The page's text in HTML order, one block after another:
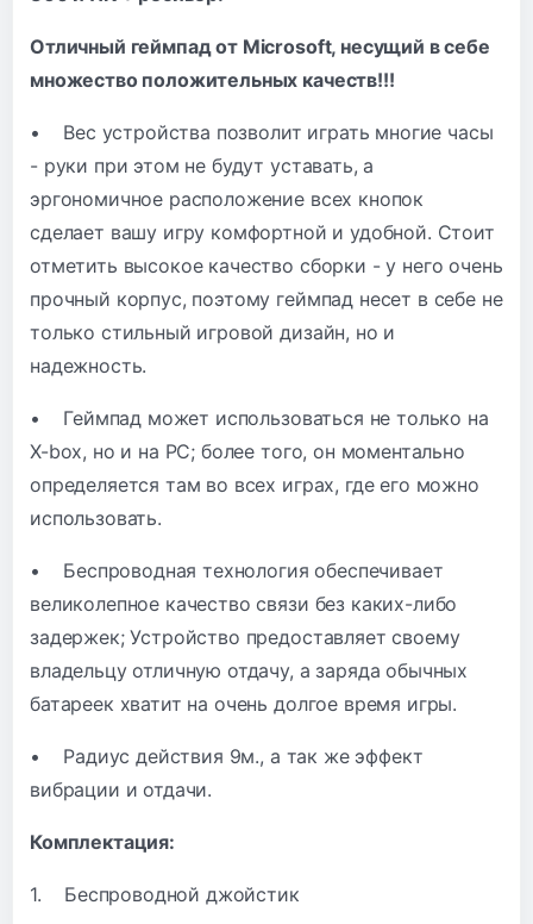
Отличный геймпад от Microsoft, несущий в себе
множество положительных качеств!!!
• Вес устройства позволит играть многие часы
- руки при этом не будут уставать, а
эргономичное расположение всех кнопок
cделает вашу игру комфортной и удобной. Стоит
отметить высокое качество сборки - у него очень
прочный корпус, поэтому геймпад несет в себе не
только стильный игровой дизайн, но и
надежность.
• Геймпад может использоваться не только на
X-box, но и на PC; более того, он моментально
определяется там во всех играх, где его можно
использовать.
• Беспроводная технология обеспечивает
великолепное качество связи без каких-либо
задержек; Устройство предоставляет своему
владельцу отличную отдачу, а заряда обычных
батареек хватит на очень долгое время игры.
• Радиус действия 9м., а так же эффект
вибрации и отдачи.
Комплектация:
1. Беспроводной джойстик